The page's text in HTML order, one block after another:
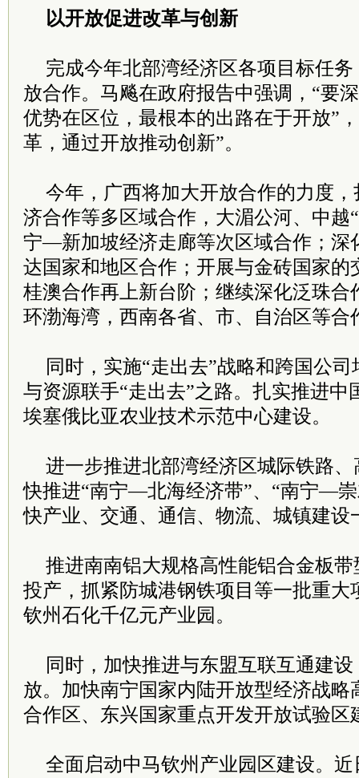
以开放促进改革与创新
完成今年北部湾经济区各项目标任
放合作。马飚在政府报告中强调，“要
优势在区位，最根本的出路在于开放”
革，通过开放推动创新”。
今年，广西将加大开放合作的力度
济合作等多区域合作，大湄公河、中越
宁—新加坡经济走廊等次区域合作；深
达国家和地区合作；开展与金砖国家的
桂澳合作再上新台阶；继续深化泛珠合
环渤海湾，西南各省、市、自治区等合
同时，实施“走出去”战略和跨国公
与资源联手“走出去”之路。扎实推进中
埃塞俄比亚农业技术示范中心建设。
进一步推进北部湾经济区城际铁路
快推进“南宁—北海经济带”、“南宁—
快产业、交通、通信、物流、城镇建设
推进南南铝大规格高性能铝合金板
投产，抓紧防城港钢铁项目等一批重大
钦州石化千亿元产业园。
同时，加快推进与东盟互联互通建
放。加快南宁国家内陆开放型经济战略
合作区、东兴国家重点开发开放试验区
全面启动中马钦州产业园区建设。